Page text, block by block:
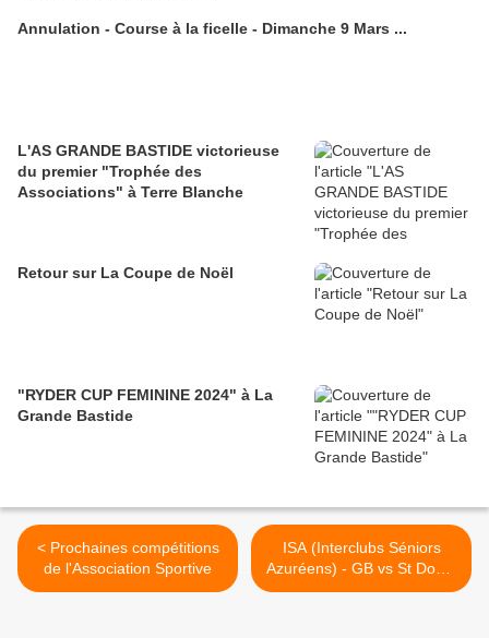
Annulation - Course à la ficelle - Dimanche 9 Mars ...
L'AS GRANDE BASTIDE victorieuse
du premier "Trophée des
Associations" à Terre Blanche
Retour sur La Coupe de Noël
"RYDER CUP FEMININE 2024" à La
Grande Bastide
< Prochaines compétitions
de l'Association Sportive
ISA (Interclubs Séniors
Azuréens) - GB vs St Donat
mardi 7 mai >